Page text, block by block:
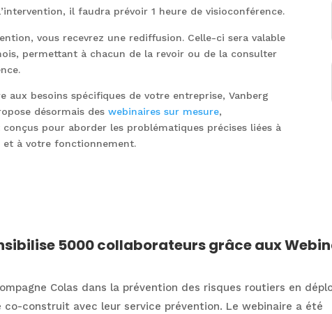
il faudra prévoir 1 heure de visioconférence.
vous recevrez une rediffusion. Celle-ci sera valable
permettant à chacun de la revoir ou de la consulter
aux besoins spécifiques de votre entreprise, Vanberg
désormais deswebinaires sur mesure,
conçus pour aborder les problématiques précises liées à
et à votre fonctionnement.
5000 collaborateurs grâce aux
Colas dans la prévention des risques routiers en
co-construit avec leur service prévention. Le webinaire a été